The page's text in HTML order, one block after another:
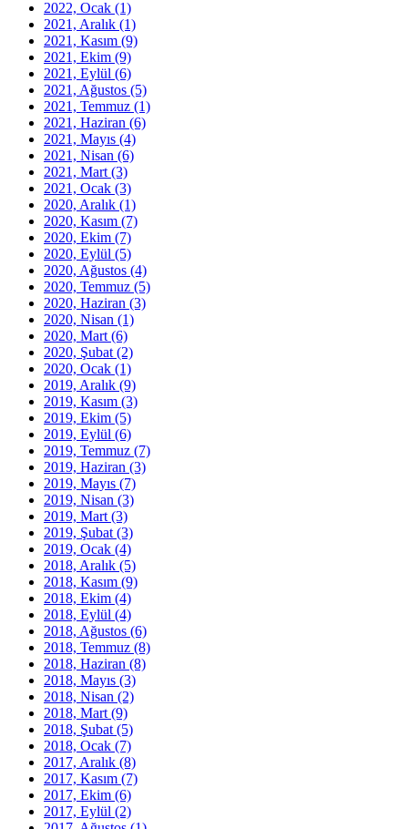
2022, Ocak (1)
2021, Aralık (1)
2021, Kasım (9)
2021, Ekim (9)
2021, Eylül (6)
2021, Ağustos (5)
2021, Temmuz (1)
2021, Haziran (6)
2021, Mayıs (4)
2021, Nisan (6)
2021, Mart (3)
2021, Ocak (3)
2020, Aralık (1)
2020, Kasım (7)
2020, Ekim (7)
2020, Eylül (5)
2020, Ağustos (4)
2020, Temmuz (5)
2020, Haziran (3)
2020, Nisan (1)
2020, Mart (6)
2020, Şubat (2)
2020, Ocak (1)
2019, Aralık (9)
2019, Kasım (3)
2019, Ekim (5)
2019, Eylül (6)
2019, Temmuz (7)
2019, Haziran (3)
2019, Mayıs (7)
2019, Nisan (3)
2019, Mart (3)
2019, Şubat (3)
2019, Ocak (4)
2018, Aralık (5)
2018, Kasım (9)
2018, Ekim (4)
2018, Eylül (4)
2018, Ağustos (6)
2018, Temmuz (8)
2018, Haziran (8)
2018, Mayıs (3)
2018, Nisan (2)
2018, Mart (9)
2018, Şubat (5)
2018, Ocak (7)
2017, Aralık (8)
2017, Kasım (7)
2017, Ekim (6)
2017, Eylül (2)